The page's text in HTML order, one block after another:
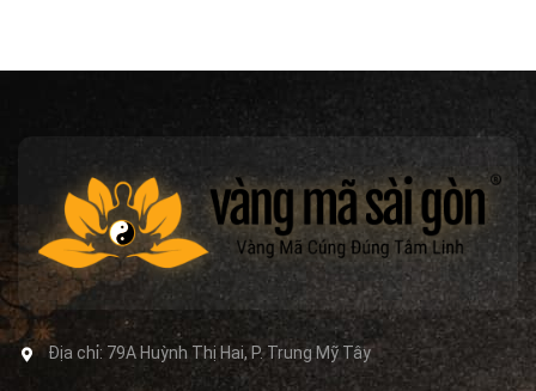
Địa chỉ: 79A Huỳnh Thị Hai, P. Trung Mỹ Tây